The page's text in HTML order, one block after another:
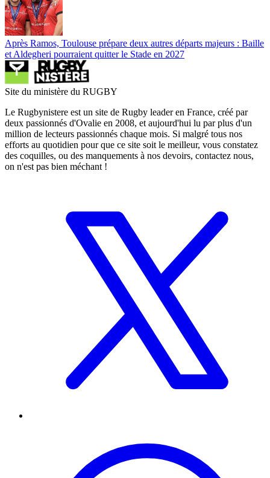
Après Ramos, Toulouse prépare deux autres départs majeurs : Baille
et Aldegheri pourraient quitter le Stade en 2027
Site du ministère du RUGBY
Le Rugbynistere est un site de Rugby leader en France, créé par
deux passionnés d'Ovalie en 2008, et aujourd'hui lu par plus d'un
million de lecteurs passionnés chaque mois. Si malgré tous nos
efforts au quotidien pour que ce site soit le meilleur, vous constatez
des coquilles, ou des manquements à nos devoirs, contactez nous,
on n'est pas bien méchant !